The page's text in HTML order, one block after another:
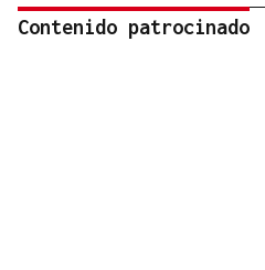
Contenido patrocinado